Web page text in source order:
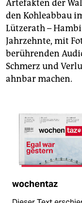
Artefakten der
den Kohleabbau
Lützerath –
Jahrzehnte, mit
berührenden
Schmerz und
ahnbar machen.
wochentaz